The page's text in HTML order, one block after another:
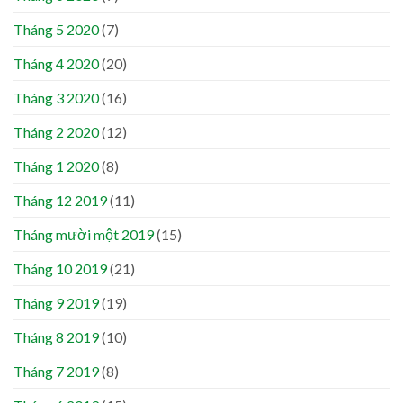
Tháng 5 2020(7)
Tháng 4 2020(20)
Tháng 3 2020(16)
Tháng 2 2020(12)
Tháng 1 2020(8)
Tháng 12 2019(11)
Tháng mười một 2019(15)
Tháng 10 2019(21)
Tháng 9 2019(19)
Tháng 8 2019(10)
Tháng 7 2019(8)